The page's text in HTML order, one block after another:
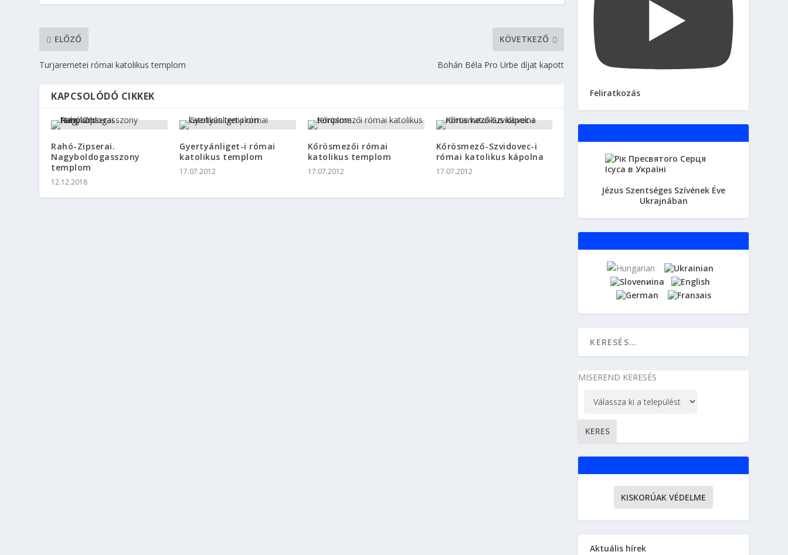
ELŐZŐ
Turjaremetei római katolikus templom
KÖVETKEZŐ
Bohán Béla Pro Urbe díjat kapott
KAPCSOLÓDÓ CIKKEK
Rahó-Zipserai.
Nagyboldogasszony
templom
12.12.2018
Gyertyánliget-i római
katolikus templom
17.07.2012
Kőrösmezői római
katolikus templom
17.07.2012
Kőrösmező-Szvidovec-i
római katolikus kápolna
17.07.2012
Feliratkozás
Jézus Szentséges Szívének Éve
Ukrajnában
MISEREND KERESÉS
KISKORÚAK VÉDELME
Aktuális hírek